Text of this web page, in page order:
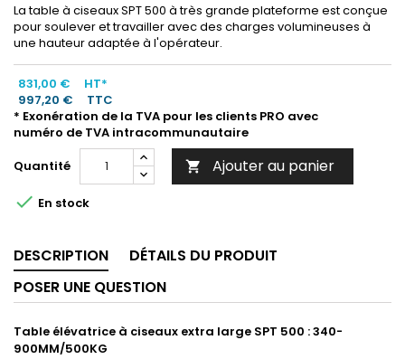
La table à ciseaux SPT 500 à très grande plateforme est conçue
pour soulever et travailler avec des charges volumineuses à
une hauteur adaptée à l'opérateur.
831,00 €
HT*
997,20 €
TTC
* Exonération de la TVA pour les clients PRO avec
numéro de TVA intracommunautaire
Quantité
 Ajouter au panier
 En stock
DESCRIPTION
DÉTAILS DU PRODUIT
POSER UNE QUESTION
Table élévatrice à ciseaux extra large SPT 500 : 340-
900MM/500KG